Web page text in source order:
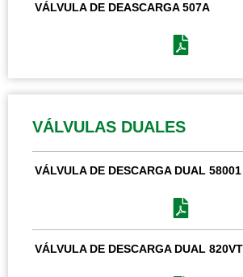
VÁLVULA DE DEASCARGA 507A
VÁLVULAS DUALES
VÁLVULA DE DESCARGA DUAL 58001
VÁLVULA DE DESCARGA DUAL 820VT